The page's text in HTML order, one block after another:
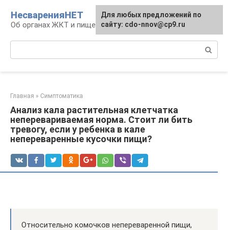
контенту
НесваренияНЕТ
Об органах ЖКТ и пищеварении
Главная » Симптоматика
Анализ кала растительная клетчатка
неперевариваемая норма. Стоит ли бить
тревогу, если у ребенка в кале
непереваренные кусочки пищи?
Относительно комочков непереваренной пищи,
Для любых предложений по
сайту: cdo-nnov@cp9.ru